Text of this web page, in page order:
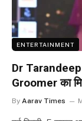
ENTERTAINMENT
Dr
Groomer का
By Aarav Times